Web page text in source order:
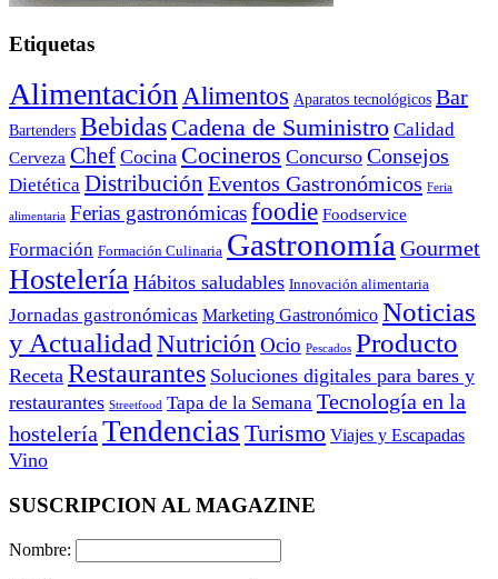
Etiquetas
AlimentaciónAlimentos Aparatos tecnológicos Bar
Bartenders Bebidas Cadena de Suministro Calidad
Cerveza Chef Cocina Cocineros Concurso Consejos
Dietética Distribución Eventos Gastronómicos Feria
alimentaria Ferias gastronómicasfoodie Foodservice
Formación Formación Culinaria GastronomíaGourmet
Hostelería Hábitos saludables Innovación alimentaria
Jornadas gastronómicas Marketing Gastronómico Noticias
y ActualidadNutrición Ocio Pescados Producto
Receta Restaurantes Soluciones digitales para bares y
restaurantes Streetfood Tapa de la Semana Tecnología en la
hosteleríaTendencias Turismo Viajes y Escapadas
Vino
SUSCRIPCION AL MAGAZINE
Nombre: